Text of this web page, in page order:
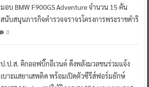
มอบ BMW F900GS Adventure จำนวน 15 คัน
สนับสนุนภารกิจตำรวจจราจรโครงการพระราชดำริ
0
ป.ป.ส. คิกออฟบิ๊กอีเวนต์ ดึงพลังมวลชนร่วมแจ้ง
เบาะแสยาเสพติด พร้อมเปิดตัวซีรีส์ฟอร์มยักษ์